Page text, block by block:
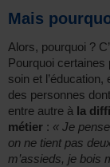
Mais
Alors, pourquoi ?
Pourquoi
soin et
des personnes
entre autre à la
métier : « Je
on ne tient pas
m’assieds, je bois